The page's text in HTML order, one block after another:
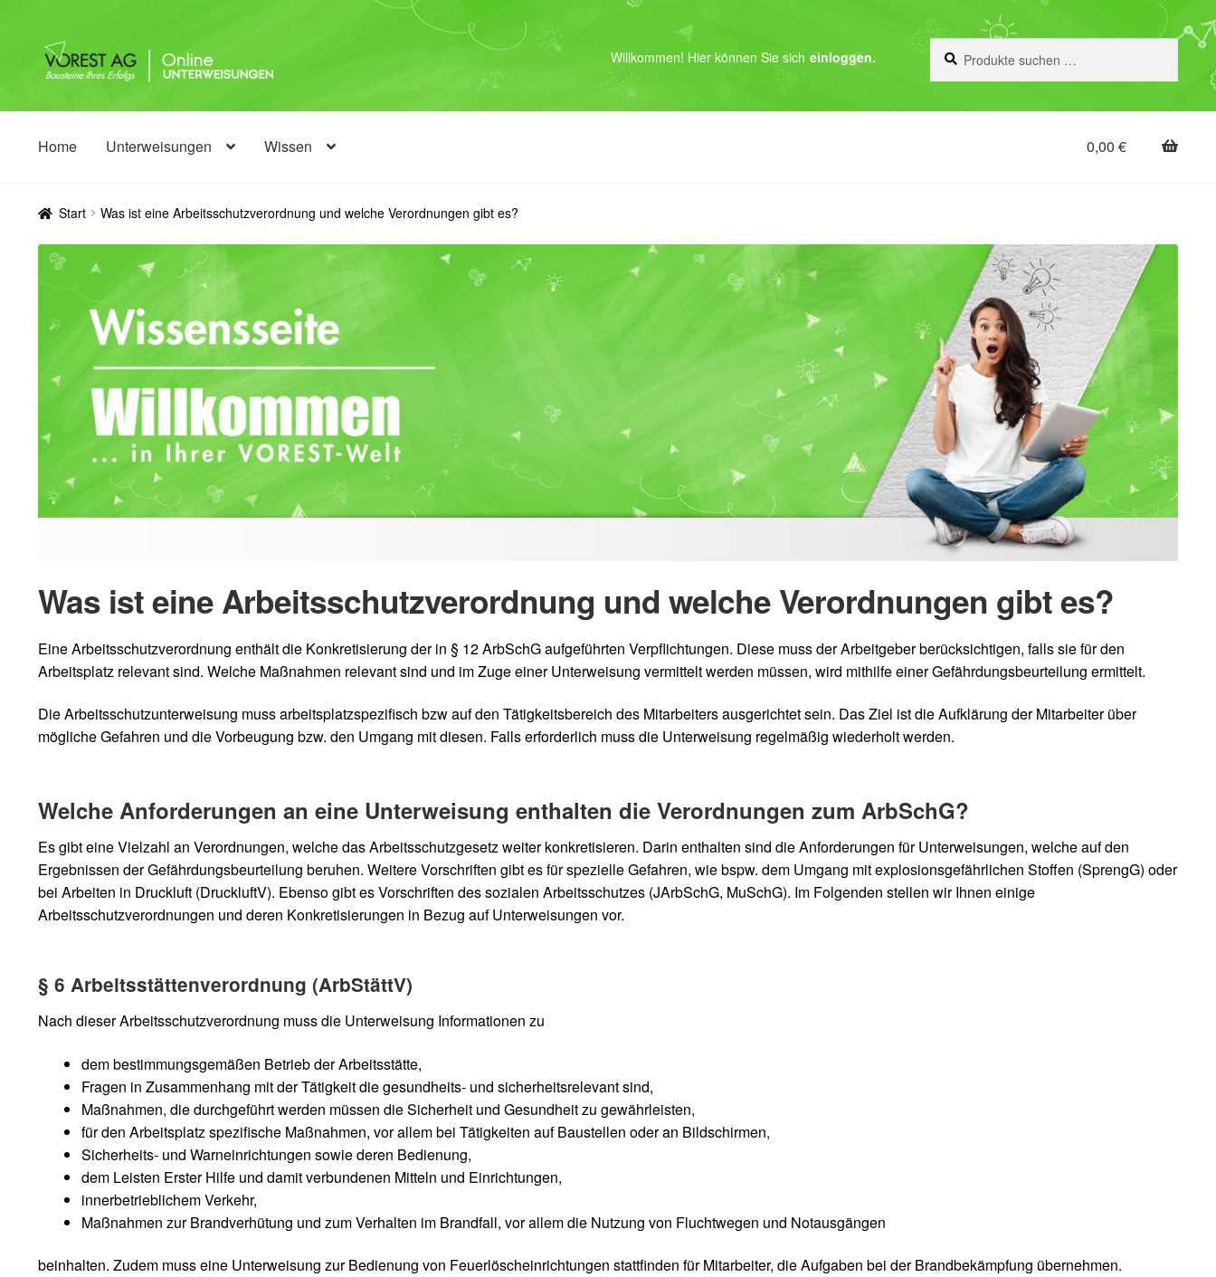
Zur
Navigation
Zum
Inhalt
Willkommen! Hier können Sie sich einloggen.
nach:
Home Unterweisungen Wissen 0,00€
Start Was ist eine Arbeitsschutzverordnung und welche Verordnungen gibt es?
Was ist eine Arbeitsschutzverordnung und welche Verordnungen gibt es?
Eine Arbeitsschutzverordnung enthält die Konkretisierung der in § 12 ArbSchG aufgeführten Verpflichtungen. Diese muss der Arbeitgeber berücksichtigen, falls sie für den
Arbeitsplatz relevant sind. Welche Maßnahmen relevant sind und im Zuge einer Unterweisung vermittelt werden müssen, wird mithilfe einer Gefährdungsbeurteilung ermittelt.
Die Arbeitsschutzunterweisung muss arbeitsplatzspezifisch bzw auf den Tätigkeitsbereich des Mitarbeiters ausgerichtet sein. Das Ziel ist die Aufklärung der Mitarbeiter über
mögliche Gefahren und die Vorbeugung bzw. den Umgang mit diesen. Falls erforderlich muss die Unterweisung regelmäßig wiederholt werden.
Welche Anforderungen an eine Unterweisung enthalten die Verordnungen zum ArbSchG?
Es gibt eine Vielzahl an Verordnungen, welche das Arbeitsschutzgesetz weiter konkretisieren. Darin enthalten sind die Anforderungen für Unterweisungen, welche auf den
Ergebnissen der Gefährdungsbeurteilung beruhen. Weitere Vorschriften gibt es für spezielle Gefahren, wie bspw. dem Umgang mit explosionsgefährlichen Stoffen (SprengG) oder
bei Arbeiten in Druckluft (DruckluftV). Ebenso gibt es Vorschriften des sozialen Arbeitsschutzes (JArbSchG, MuSchG). Im Folgenden stellen wir Ihnen einige
Arbeitsschutzverordnungen und deren Konkretisierungen in Bezug auf Unterweisungen vor.
§ 6 Arbeitsstättenverordnung (ArbStättV)
Nach dieser Arbeitsschutzverordnung muss die Unterweisung Informationen zu
dem bestimmungsgemäßen Betrieb der Arbeitsstätte,
Fragen in Zusammenhang mit der Tätigkeit die gesundheits- und sicherheitsrelevant sind,
Maßnahmen, die durchgeführt werden müssen die Sicherheit und Gesundheit zu gewährleisten,
für den Arbeitsplatz spezifische Maßnahmen, vor allem bei Tätigkeiten auf Baustellen oder an Bildschirmen,
Sicherheits- und Warneinrichtungen sowie deren Bedienung,
dem Leisten Erster Hilfe und damit verbundenen Mitteln und Einrichtungen,
innerbetrieblichem Verkehr,
Maßnahmen zur Brandverhütung und zum Verhalten im Brandfall, vor allem die Nutzung von Fluchtwegen und Notausgängen
beinhalten. Zudem muss eine Unterweisung zur Bedienung von Feuerlöscheinrichtungen stattfinden für Mitarbeiter, die Aufgaben bei der Brandbekämpfung übernehmen.